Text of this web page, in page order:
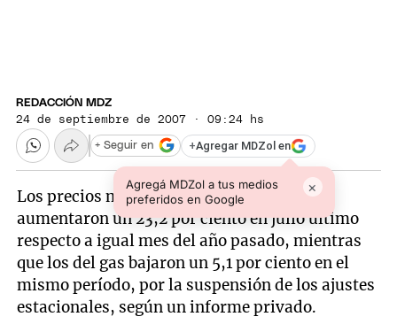
REDACCIÓN MDZ
24 de septiembre de 2007 · 09:24 hs
+Agregar MDZol en
Agregá MDZol a tus medios
preferidos en Google
×
+ Seguir en
Los precios mayoristas del sector eléctrico
aumentaron un 23,2 por ciento en julio último
respecto a igual mes del año pasado, mientras
que los del gas bajaron un 5,1 por ciento en el
mismo período, por la suspensión de los ajustes
estacionales, según un informe privado.